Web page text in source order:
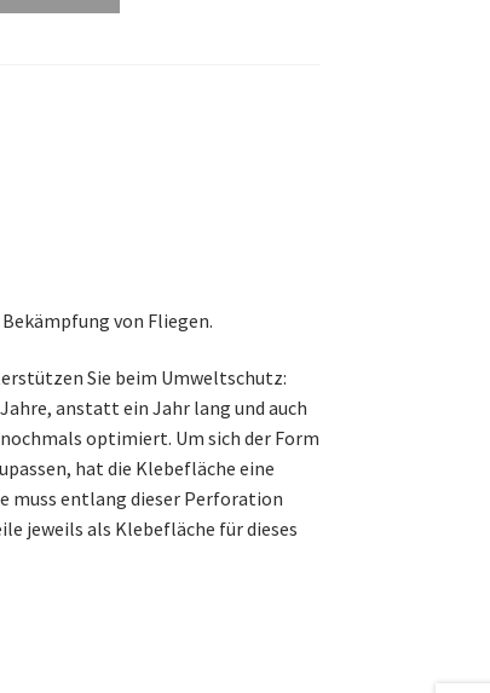
von Fliegen.
Sie beim Umweltschutz:
anstatt ein Jahr lang und auch
optimiert. Um sich der Form
hat die Klebefläche eine
muss entlang dieser Perforation
jeweils als Klebefläche für dieses